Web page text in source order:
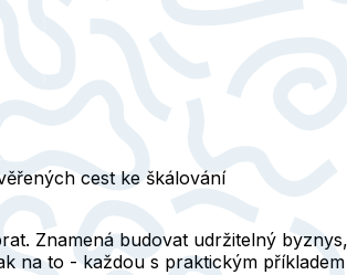
cest ke škálování
Znamená budovat udržitelný
na to - každou s praktickým